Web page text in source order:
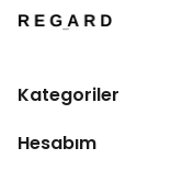
Kategoriler
Hesabım